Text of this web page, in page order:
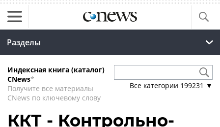
Разделы
Индексная книга (каталог)
CNews*
Получите все материалы
CNews по ключевому слову
Все категории 199231 ▼
ККТ - Контрольно-